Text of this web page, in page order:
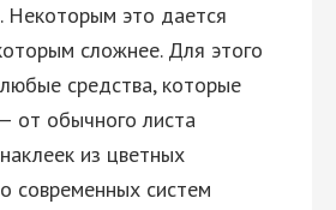
Некоторым это дается
сложнее. Для этого
средства, которые
от обычного листа
из цветных
современных систем